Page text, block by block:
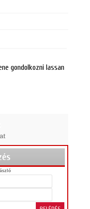
gondolkozni lassan